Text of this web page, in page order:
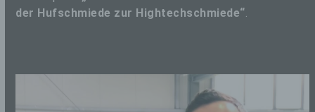
der Hufschmiede zur Hightechschmiede“